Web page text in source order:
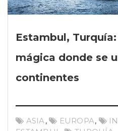
Estambul,
mágica donde se
continentes
ASIA, EUROPA,